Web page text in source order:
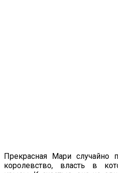
Прекрасная Мари случайно
королевство, власть в